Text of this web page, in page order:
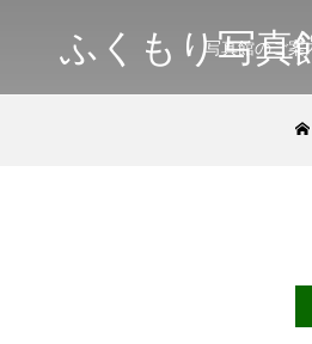
ふくもり写真
写真館のご案